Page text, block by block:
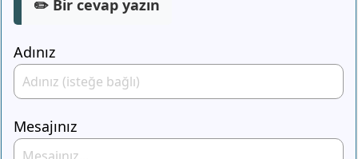
✏️ Bir cevap yazın
Adınız
Mesajınız